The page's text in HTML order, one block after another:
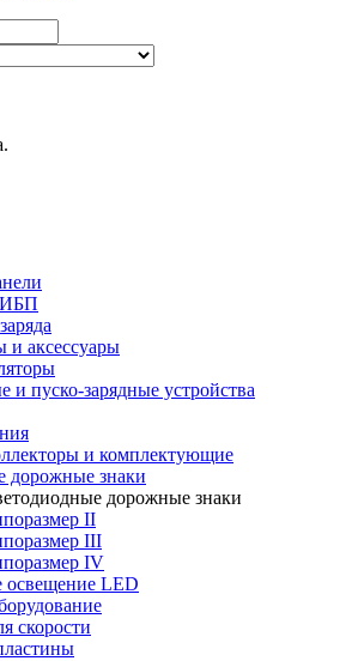
ИБП
и аксессуары
и пуско-зарядные устройства
и комплектующие
дорожные знаки
дорожные знаки
II
III
IV
освещение LED
скорости